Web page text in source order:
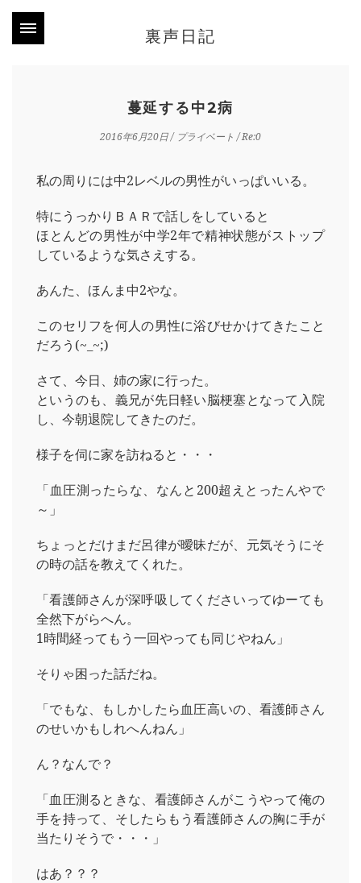
裏声日記
蔓延する中2病
2016年6月20日/ プライベート / Re:0
私の周りには中2レベルの男性がいっぱいいる。
特にうっかりＢＡＲで話しをしていると
ほとんどの男性が中学2年で精神状態がストップ
しているような気さえする。
あんた、ほんま中2やな。
このセリフを何人の男性に浴びせかけてきたこと
だろう(~_~;)
さて、今日、姉の家に行った。
というのも、義兄が先日軽い脳梗塞となって入院
し、今朝退院してきたのだ。
様子を伺に家を訪ねると・・・
「血圧測ったらな、なんと200超えとったんやで
～」
ちょっとだけまだ呂律が曖昧だが、元気そうにそ
の時の話を教えてくれた。
「看護師さんが深呼吸してくださいってゆーても
全然下がらへん。
1時間経ってもう一回やっても同じやねん」
そりゃ困った話だね。
「でもな、もしかしたら血圧高いの、看護師さん
のせいかもしれへんねん」
ん？なんで？
「血圧測るときな、看護師さんがこうやって俺の
手を持って、そしたらもう看護師さんの胸に手が
当たりそうで・・・」
はあ？？？